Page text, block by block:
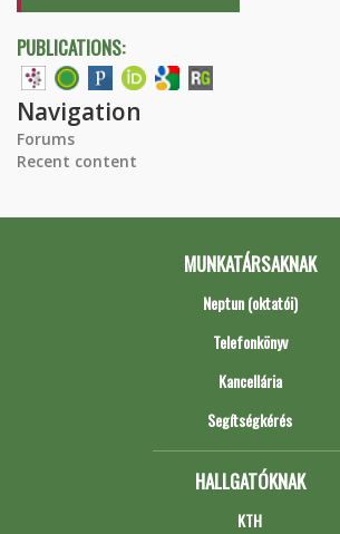
PUBLICATIONS:
Navigation
Forums
Recent content
MUNKATÁRSAKNAK
Neptun (oktatói)
Telefonkönyv
Kancellária
Segítségkérés
HALLGATÓKNAK
KTH